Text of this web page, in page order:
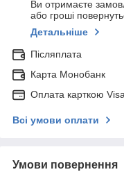
Ви отримаєте
або гроші
Детальніше
Післяплата
Карта Монобанк
Оплата карткою
Всі умови оплати
Умови повернення